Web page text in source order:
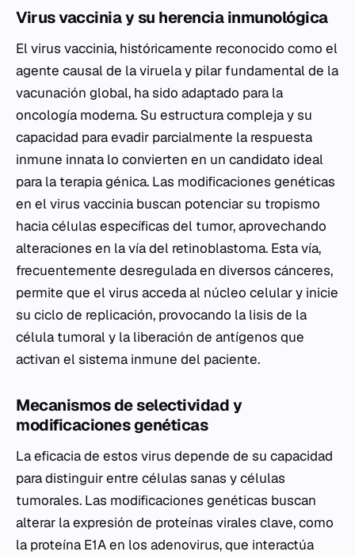
Virus vaccinia y su herencia inmunológica
El virus vaccinia, históricamente reconocido como el
agente causal de la viruela y pilar fundamental de la
vacunación global, ha sido adaptado para la
oncología moderna. Su estructura compleja y su
capacidad para evadir parcialmente la respuesta
inmune innata lo convierten en un candidato ideal
para la terapia génica. Las modificaciones genéticas
en el virus vaccinia buscan potenciar su tropismo
hacia células específicas del tumor, aprovechando
alteraciones en la vía del retinoblastoma. Esta vía,
frecuentemente desregulada en diversos cánceres,
permite que el virus acceda al núcleo celular y inicie
su ciclo de replicación, provocando la lisis de la
célula tumoral y la liberación de antígenos que
activan el sistema inmune del paciente.
Mecanismos de selectividad y
modificaciones genéticas
La eficacia de estos virus depende de su capacidad
para distinguir entre células sanas y células
tumorales. Las modificaciones genéticas buscan
alterar la expresión de proteínas virales clave, como
la proteína E1A en los adenovirus, que interactúa